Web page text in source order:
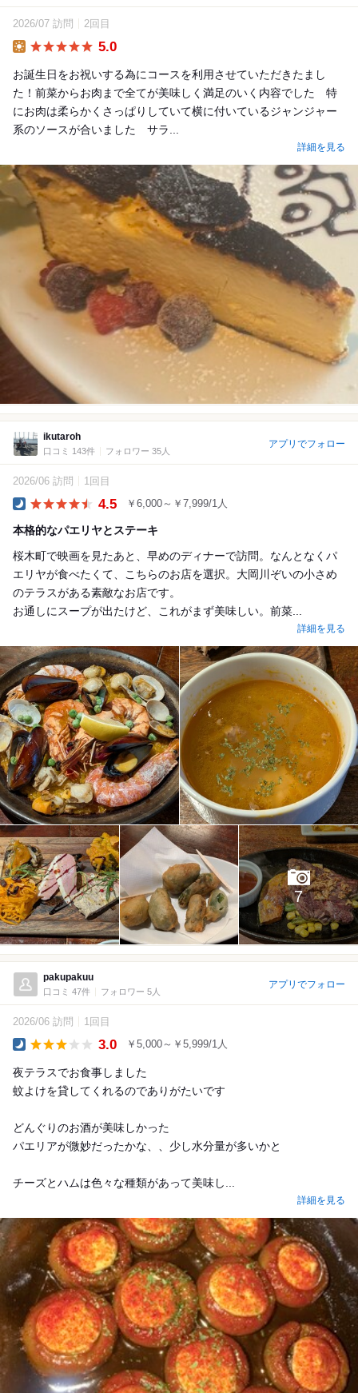
2026/07 訪問 2回目
5.0
お誕生日をお祝いする為にコースを利用させていただきたまし
た！前菜からお肉まで全てが美味しく満足のいく内容でした 特
にお肉は柔らかくさっぱりしていて横に付いているジャンジャー
系のソースが合いました サラ...
詳細を見る
ikutaroh
口コミ 143件 フォロワー 35人
アプリでフォロー
2026/06 訪問 1回目
4.5 ￥6,000～￥7,999/1人
本格的なパエリヤとステーキ
桜木町で映画を見たあと、早めのディナーで訪問。なんとなくパ
エリヤが食べたくて、こちらのお店を選択。大岡川ぞいの小さめ
のテラスがある素敵なお店です。
お通しにスープが出たけど、これがまず美味しい。前菜...
詳細を見る
7
pakupakuu
口コミ 47件 フォロワー 5人
アプリでフォロー
2026/06 訪問 1回目
3.0 ￥5,000～￥5,999/1人
夜テラスでお食事しました
蚊よけを貸してくれるのでありがたいです
どんぐりのお酒が美味しかった
パエリアが微妙だったかな、、少し水分量が多いかと
チーズとハムは色々な種類があって美味し...
詳細を見る